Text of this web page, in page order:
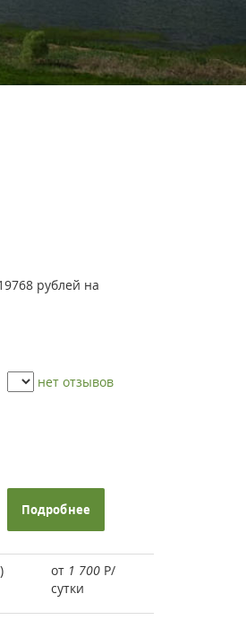
рублей на
нет отзывов
Подробнее
от 1 700 Р/
сутки